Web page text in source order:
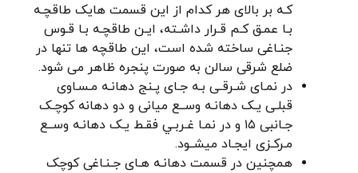
کـه بر بالای هر کدام از این قسمت هایک طاقچـه
بـا عمـق كـم قـرار داشـته، ایـن طاقچـه بـا قـوس
جنـاغی ساخته شده است، این طاقچه ها تنها در
ضلع شرقی سالن به صورت پنجره ظاهر می شود.
در نمـای شـرقـی بـه جـای پـنج دهانـه مـسـاوی
قبلـی یـک دهانـه وســع میانی و دو دهانه کوچـک
جـانبی ۱۵ و در نمـا غـربـي فقـط یـک دهانـه وســع
مـرکـزی ایجـاد میشــود.
همچنین در قسمت دهانـه هـای جـنـاغی کوچک